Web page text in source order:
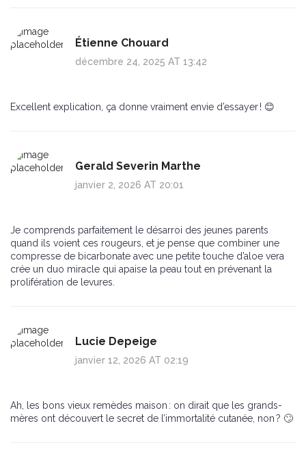
Étienne Chouard
décembre 24, 2025 AT 13:42
Excellent explication, ça donne vraiment envie d’essayer ! 😊
Gerald Severin Marthe
janvier 2, 2026 AT 20:01
Je comprends parfaitement le désarroi des jeunes parents
quand ils voient ces rougeurs, et je pense que combiner une
compresse de bicarbonate avec une petite touche d’aloe vera
crée un duo miracle qui apaise la peau tout en prévenant la
prolifération de levures.
Lucie Depeige
janvier 12, 2026 AT 02:19
Ah, les bons vieux remèdes maison : on dirait que les grands-
mères ont découvert le secret de l’immortalité cutanée, non ? 🙄